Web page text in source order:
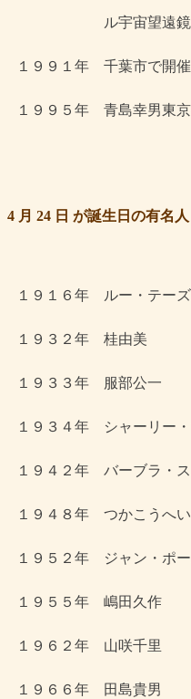
4 月 24 日 が誕生日の有名人
１９１６年　ルー・テ
１９３２年　桂
１９３３年　服部
１９３４年　シャーリー
１９４２年　バーブラ・
１９４８年　つかこう
１９５２年　ジャン・ポ
１９５５年　嶋田
１９６２年　山咲
１９６６年　田島